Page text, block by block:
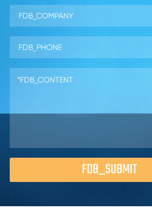
FDB_SUBMIT